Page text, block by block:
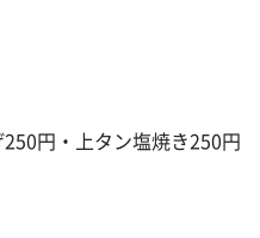
円・上タン塩焼き250円